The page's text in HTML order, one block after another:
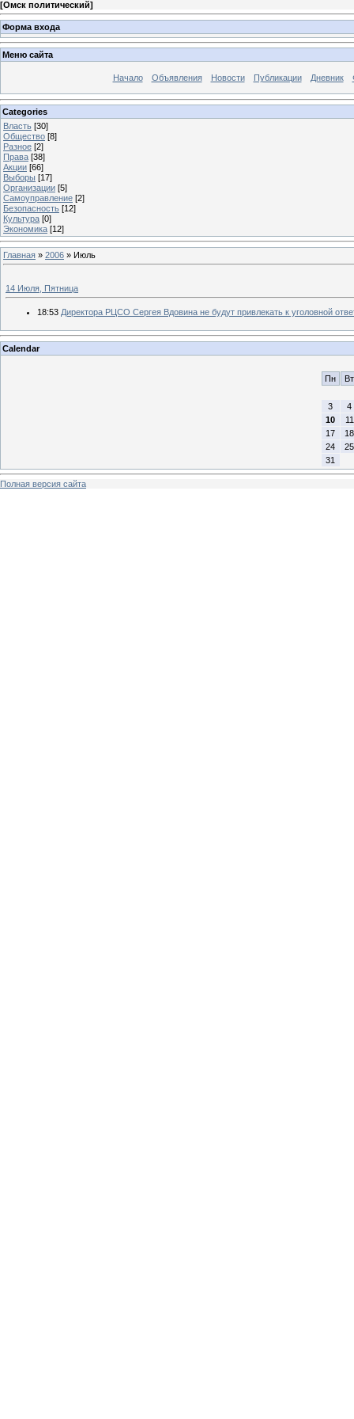
[Омск политический]
Форма входа
Меню сайта
Начало Объявления Новости Публикации Дневник
Categories
Власть [30]
Общество [8]
Разное [2]
Права [38]
Акции [66]
Выборы [17]
Организации [5]
Самоуправление [2]
Безопасность [12]
Культура [0]
Экономика [12]
Главная » 2006 » Июль
14 Июля, Пятница
18:53 Директора РЦСО Сергея Вдовина не будут привлекать к уголовной
Calendar
Пн Вт
3
4
10
11
17
18
24
25
31
Полная версия сайта